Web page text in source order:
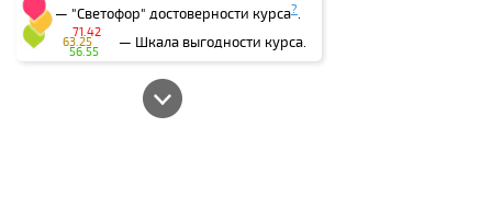
— "Светофор" достоверности курса?.
— Шкала выгодности курса.
56.55
63.25
71.42